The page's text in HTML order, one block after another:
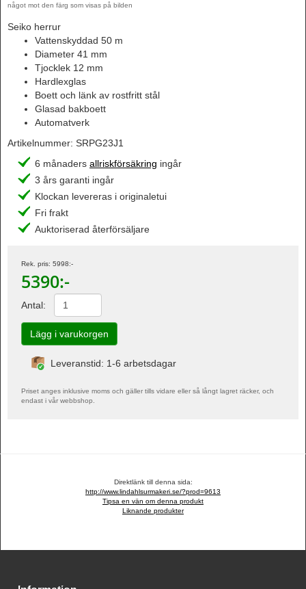
något mot den färg som visas på bilden
Seiko herrur
Vattenskyddad 50 m
Diameter 41 mm
Tjocklek 12 mm
Hardlexglas
Boett och länk av rostfritt stål
Glasad bakboett
Automatverk
Artikelnummer: SRPG23J1
6 månaders allriskförsäkring ingår
3 års garanti ingår
Klockan levereras i originaletui
Fri frakt
Auktoriserad återförsäljare
Rek. pris: 5998:-
5390:-
Antal:
Leveranstid: 1-6 arbetsdagar
Priset anges inklusive moms och gäller tills vidare eller så långt lagret räcker, och
endast i vår webbshop.
Direktlänk till denna sida:
http://www.lindahlsurmakeri.se/?prod=9613
Tipsa en vän om denna produkt
Liknande produkter